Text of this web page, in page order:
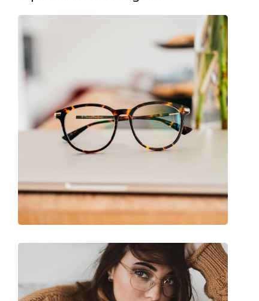
Βάρος:
185 γρ
Ρυθμιζόμενα μαξιλάρια μύτης:
Όχι
Αξεσουάρ
Παρέχονται με θήκη:
Ναι
Πανί καθαρισμού:
Ναι
Άλλα
Μάρκα:
Kate Spade
Κωδικός Προϊόντος / Μοντέλο:
BRIELLA TAY 16 51